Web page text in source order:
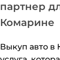
партнер
Комарине
Выкуп авто в